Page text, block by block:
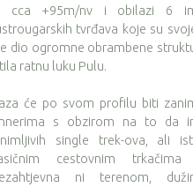
cca +95m/nv i obilazi 6
tvrđava koje su
dio ogromne obrambene
ratnu luku Pulu.
će po svom profilu biti
s obzirom na to da
single trek-ova, ali
cestovnim
ni terenom,